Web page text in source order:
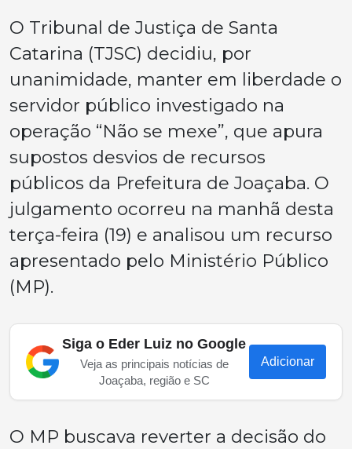
O Tribunal de Justiça de Santa
Catarina (TJSC) decidiu, por
unanimidade, manter em liberdade o
servidor público investigado na
operação “Não se mexe”, que apura
supostos desvios de recursos
públicos da Prefeitura de Joaçaba. O
julgamento ocorreu na manhã desta
terça-feira (19) e analisou um recurso
apresentado pelo Ministério Público
(MP).
Siga o Eder Luiz no Google
Veja as principais notícias de
Joaçaba, região e SC
Adicionar
O MP buscava reverter a decisão do